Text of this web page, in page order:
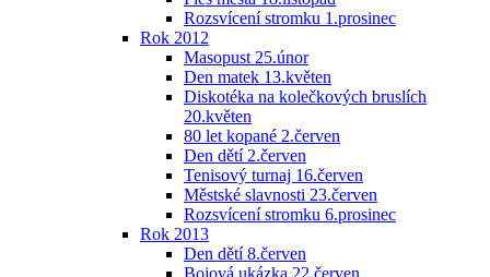
Rozsvícení stromku 1.prosinec
Rok 2012
Masopust 25.únor
Den matek 13.květen
Diskotéka na kolečkových bruslích
20.květen
80 let kopané 2.červen
Den dětí 2.červen
Tenisový turnaj 16.červen
Městské slavnosti 23.červen
Rozsvícení stromku 6.prosinec
Rok 2013
Den dětí 8.červen
Bojová ukázka 22.červen